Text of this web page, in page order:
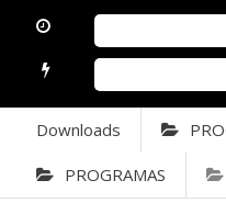
Downloads
PROGRAMAS